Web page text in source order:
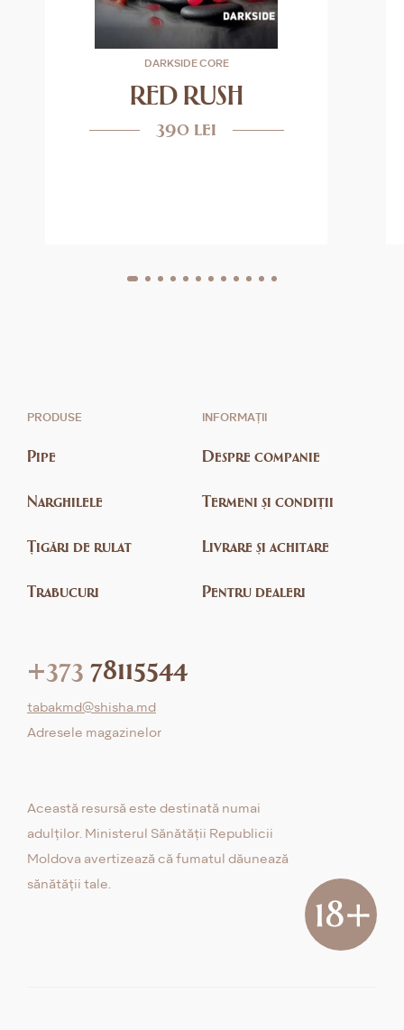
DARKSIDE CORE
RED RUSH
390 lei
PRODUSE
Pipe
Narghilele
Țigări de rulat
Trabucuri
INFORMAȚII
Despre companie
Termeni și condiții
Livrare și achitare
Pentru dealeri
+373 78115544
tabakmd@shisha.md
Adresele magazinelor
Această resursă este destinată numai
adulților. Ministerul Sănătății Republicii
Moldova avertizează că fumatul dăunează
sănătății tale.